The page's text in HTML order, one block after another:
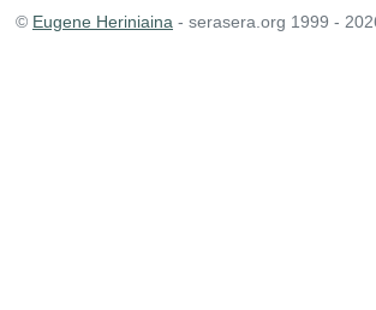
© Eugene Heriniaina - serasera.org 1999 -